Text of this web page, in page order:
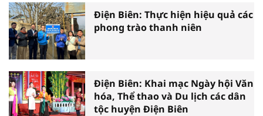
Điện Biên: Thực hiện hiệu quả các
phong trào thanh niên
Điện Biên: Khai mạc Ngày hội Văn
hóa, Thể thao và Du lịch các dân
tộc huyện Điện Biên